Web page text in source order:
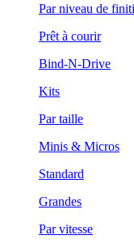
Par niveau de
Prêt à courir
Bind-N-Drive
Kits
Par taille
Minis & Micros
Standard
Grandes
Par vitesse